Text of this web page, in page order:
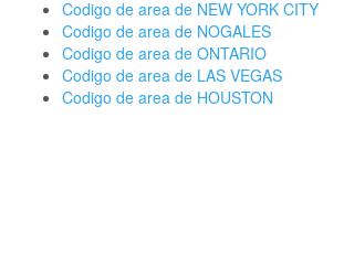
Codigo de area de NEW YORK CITY
Codigo de area de NOGALES
Codigo de area de ONTARIO
Codigo de area de LAS VEGAS
Codigo de area de HOUSTON